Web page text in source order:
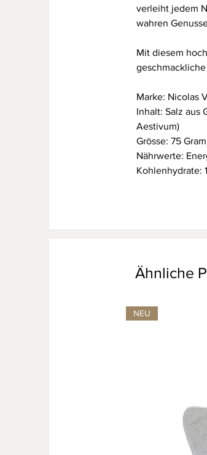
verleiht jedem
wahren
Mit diesem
Marke: Nicolas
Inhalt: Salz aus
Aestivum)
Grösse: 75
Nährwerte:
Kohlenhydrate:
Ähnliche
NEU